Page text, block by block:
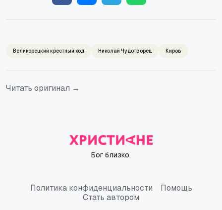
Великорецкий крестный ход Николай Чудотворец Киров
Читать оригинал →
Бог близко.
Политика конфиденциальности
Политика конфиденциальности
Помощь
Стать автором